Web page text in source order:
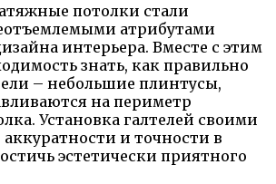
потолки стали
атрибутами
интерьера. Вместе с этим
знать, как правильно
– небольшие плинтусы,
на периметр
Установка галтелей своими
и точности в
эстетически приятного